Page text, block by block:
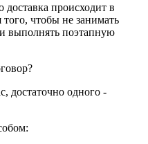
происходит в
чтобы не занимать
выполнять поэтапную
достаточно одного -